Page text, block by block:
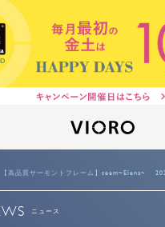
【高品質サーモントフレーム】seem~Elena~
ニュース